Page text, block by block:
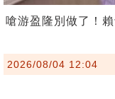
嗆游盈隆別做了！
2026/08/04 12:04